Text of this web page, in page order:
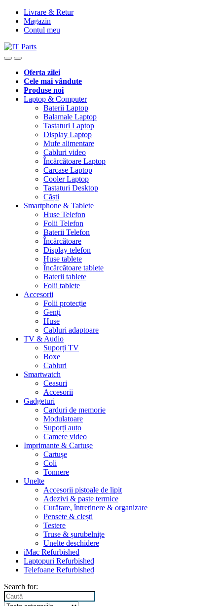
Livrare & Retur
Magazin
Contul meu
Oferta zilei
Cele mai vândute
Produse noi
Laptop & Computer
Baterii Laptop
Balamale Laptop
Tastaturi Laptop
Display Laptop
Mufe alimentare
Cabluri video
Încărcătoare Laptop
Carcase Laptop
Cooler Laptop
Tastaturi Desktop
Căști
Smartphone & Tablete
Huse Telefon
Folii Telefon
Baterii Telefon
Încărcătoare
Display telefon
Huse tablete
Încărcătoare tablete
Baterii tablete
Folii tablete
Accesorii
Folii protecție
Genți
Huse
Cabluri adaptoare
TV & Audio
Suporți TV
Boxe
Cabluri
Smartwatch
Ceasuri
Accesorii
Gadgeturi
Carduri de memorie
Modulatoare
Suporți auto
Camere video
Imprimante & Cartușe
Cartușe
Coli
Tonnere
Unelte
Accesorii pistoale de lipit
Adezivi & paste termice
Curățare, întreținere & organizare
Pensete & clești
Testere
Truse & șurubelnițe
Unelte deschidere
iMac Refurbished
Laptopuri Refurbished
Telefoane Refurbished
Search for: